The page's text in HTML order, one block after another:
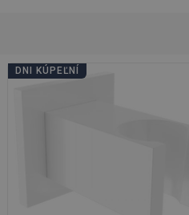
DNI KÚPEĽNÍ